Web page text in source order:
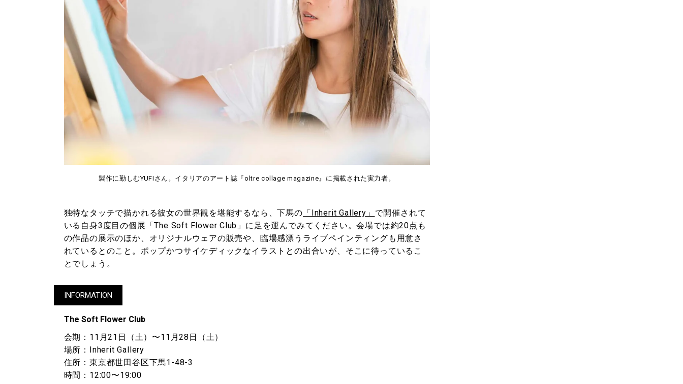
製作に勤しむYUFIさん。イタリアのアート誌『oltre collage magazine』に掲載された実力者。
独特なタッチで描かれる彼女の世界観を堪能するなら、下馬の 「Inherit Gallery」 で開催されて
いる自身3度目の個展「The Soft Flower Club」に足を運んでみてください。会場では約20点も
の作品の展示のほか、オリジナルウェアの販売や、臨場感漂うライブペインティングも用意さ
れているとのこと。ポップかつサイケディックなイラストとの出合いが、そこに待っているこ
とでしょう。
INFORMATION
The Soft Flower Club
会期：11月21日（土）〜11月28日（土）
場所：Inherit Gallery
住所：東京都世田谷区下馬1-48-3
時間：12:00〜19:00